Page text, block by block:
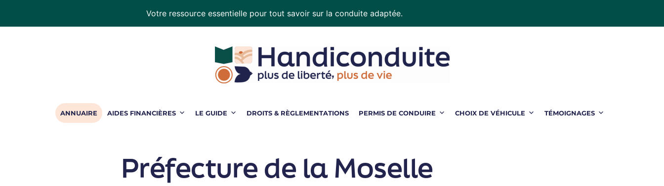
Votre ressource essentielle pour tout savoir sur la conduite adaptée.
ANNUAIRE AIDES FINANCIÈRES LE GUIDE DROITS & RÈGLEMENTATIONS PERMIS DE CONDUIRE CHOIX DE VÉHICULE TÉMOIGNAGES
Préfecture de la Moselle